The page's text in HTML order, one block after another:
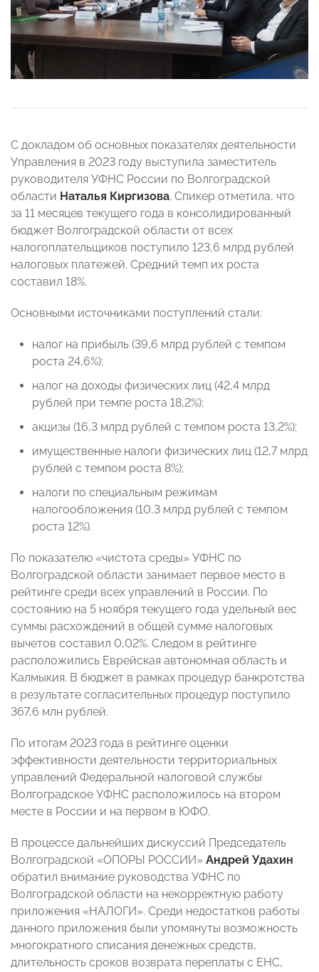
С докладом об основных показателях деятельности
Управления в 2023 году выступила заместитель
руководителя УФНС России по Волгоградской
области Наталья Киргизова. Спикер отметила, что
за 11 месяцев текущего года в консолидированный
бюджет Волгоградской области от всех
налогоплательщиков поступило 123,6 млрд рублей
налоговых платежей. Средний темп их роста
составил 18%.
Основными источниками поступлений стали:
налог на прибыль (39,6 млрд рублей с темпом
роста 24,6%);
налог на доходы физических лиц (42,4 млрд
рублей при темпе роста 18,2%);
акцизы (16,3 млрд рублей с темпом роста 13,2%);
имущественные налоги физических лиц (12,7 млрд
рублей с темпом роста 8%);
налоги по специальным режимам
налогообложения (10,3 млрд рублей с темпом
роста 12%).
По показателю «чистота среды» УФНС по
Волгоградской области занимает первое место в
рейтинге среди всех управлений в России. По
состоянию на 5 ноября текущего года удельный вес
суммы расхождений в общей сумме налоговых
вычетов составил 0,02%. Следом в рейтинге
расположились Еврейская автономная область и
Калмыкия. В бюджет в рамках процедур банкротства
в результате согласительных процедур поступило
367,6 млн рублей.
По итогам 2023 года в рейтинге оценки
эффективности деятельности территориальных
управлений Федеральной налоговой службы
Волгоградское УФНС расположилось на втором
месте в России и на первом в ЮФО.
В процессе дальнейших дискуссий Председатель
Волгоградской «ОПОРЫ РОССИИ» Андрей Удахин
обратил внимание руководства УФНС по
Волгоградской области на некорректную работу
приложения «НАЛОГИ». Среди недостатков работы
данного приложения были упомянуты возможность
многократного списания денежных средств,
длительность сроков возврата переплаты с ЕНС,